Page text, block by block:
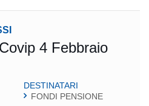
4 Febbraio
DESTINATARI
FONDI PENSIONE